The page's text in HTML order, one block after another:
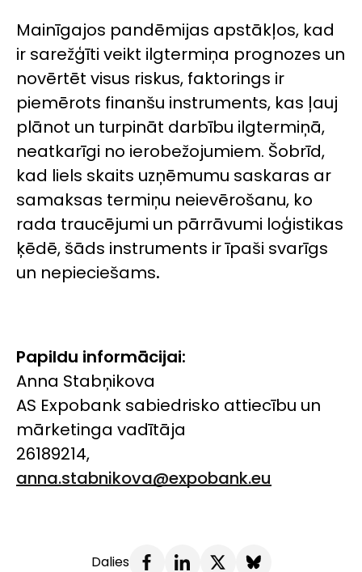
Mainīgajos pandēmijas apstākļos, kad
ir sarežģīti veikt ilgtermiņa prognozes un
novērtēt visus riskus, faktorings ir
piemērots finanšu instruments, kas ļauj
plānot un turpināt darbību ilgtermiņā,
neatkarīgi no ierobežojumiem. Šobrīd,
kad liels skaits uzņēmumu saskaras ar
samaksas termiņu neievērošanu, ko
rada traucējumi un pārrāvumi loģistikas
ķēdē, šāds instruments ir īpaši svarīgs
un nepieciešams.
Papildu informācijai:
Anna Stabņikova
AS Expobank sabiedrisko attiecību un
mārketinga vadītāja
26189214,
anna.stabnikova@expobank.eu
Dalies